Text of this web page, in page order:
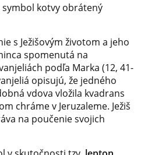
symbol kotvy obrátený
s Ježišovým životom a jeho
spomenutá na
podľa Marka (12, 41-
opisujú, že jedného
vdova vložila kvadrans
chráme v Jeruzaleme. Ježiš
na poučenie svojich